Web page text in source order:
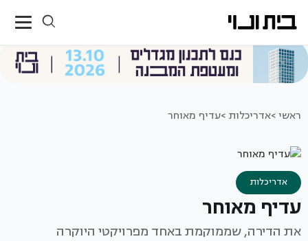
ראשי >אדריכלות >עדיף מאוחר
אדריכלות
עדיף מאוחר
את הדירה, שממוקמת באחד מפרויקטי היוקרה